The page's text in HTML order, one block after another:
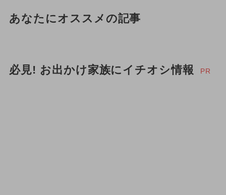
あなたにオススメの記事
必見! お出かけ家族にイチオシ情報 PR